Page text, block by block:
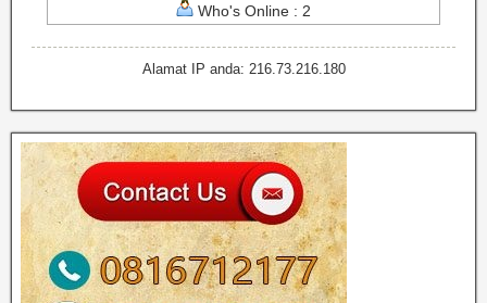
Who's Online : 2
Alamat IP anda: 216.73.216.180